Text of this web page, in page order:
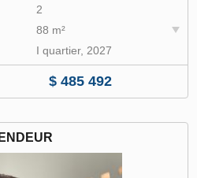
2
88 m²
I quartier, 2027
$ 485 492